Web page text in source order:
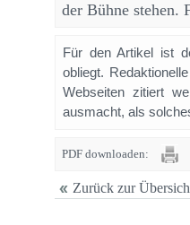
der Bühne
Für den Artikel ist
obliegt.
Webseiten zitiert
ausmacht, als
PDF downloaden:
Zurück zur